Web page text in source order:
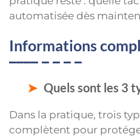
automatisée dès
Informations
Quels sont les 3
Dans la pratique, trois
complètent pour